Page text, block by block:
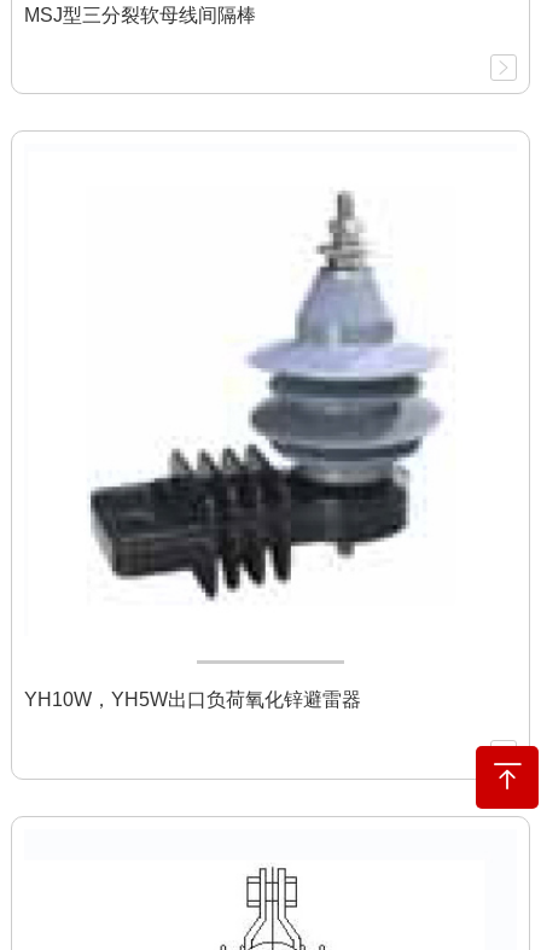
MSJ型三分裂软母线间隔棒
YH10W，YH5W出口负荷氧化锌避雷器